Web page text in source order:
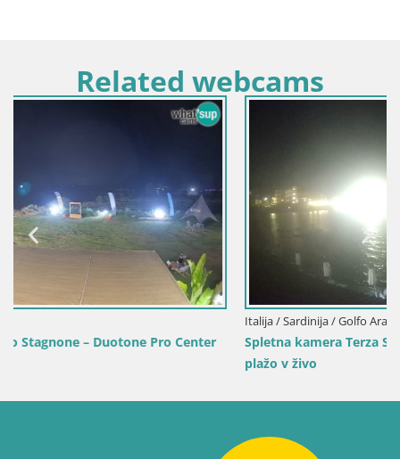
Related webcams
Spletna kamera Terza Spiaggia Golfo Aranci – Pogled na